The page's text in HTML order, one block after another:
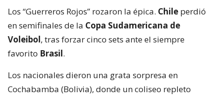
Los “Guerreros Rojos” rozaron la épica. Chile perdió
en semifinales de la Copa Sudamericana de
Voleibol, tras forzar cinco sets ante el siempre
favorito Brasil.
Los nacionales dieron una grata sorpresa en
Cochabamba (Bolivia), donde un coliseo repleto